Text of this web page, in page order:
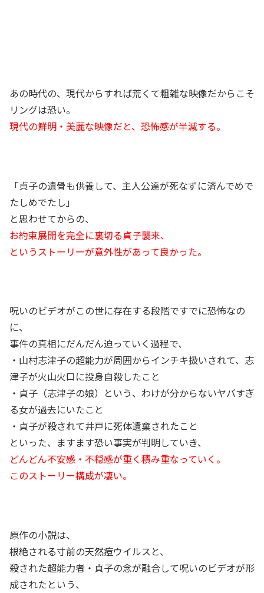
あの時代の、現代からすれば荒くて粗雑な映像だからこそ
リングは恐い。
現代の鮮明・美麗な映像だと、恐怖感が半減する。
「貞子の遺骨も供養して、主人公達が死なずに済んでめで
たしめでたし」
と思わせてからの、
お約束展開を完全に裏切る貞子襲来、
というストーリーが意外性があって良かった。
呪いのビデオがこの世に存在する段階ですでに恐怖なの
に、
事件の真相にだんだん迫っていく過程で、
・山村志津子の超能力が周囲からインチキ扱いされて、志
津子が火山火口に投身自殺したこと
・貞子（志津子の娘）という、わけが分からないヤバすぎ
る女が過去にいたこと
・貞子が殺されて井戸に死体遺棄されたこと
といった、ますます恐い事実が判明していき、
どんどん不安感・不穏感が重く積み重なっていく。
このストーリー構成が凄い。
原作の小説は、
根絶される寸前の天然痘ウイルスと、
殺された超能力者・貞子の念が融合して呪いのビデオが形
成されたという、